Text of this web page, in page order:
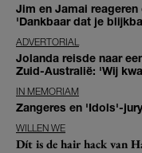
Jim en Jamai
'Dankbaar dat je
ADVERTORIAL
Jolanda reisde naar
Zuid-Australië: 'Wij
IN MEMORIAM
Zangeres en 'Idols'-
WILLEN WE
Dít is de hair hack van